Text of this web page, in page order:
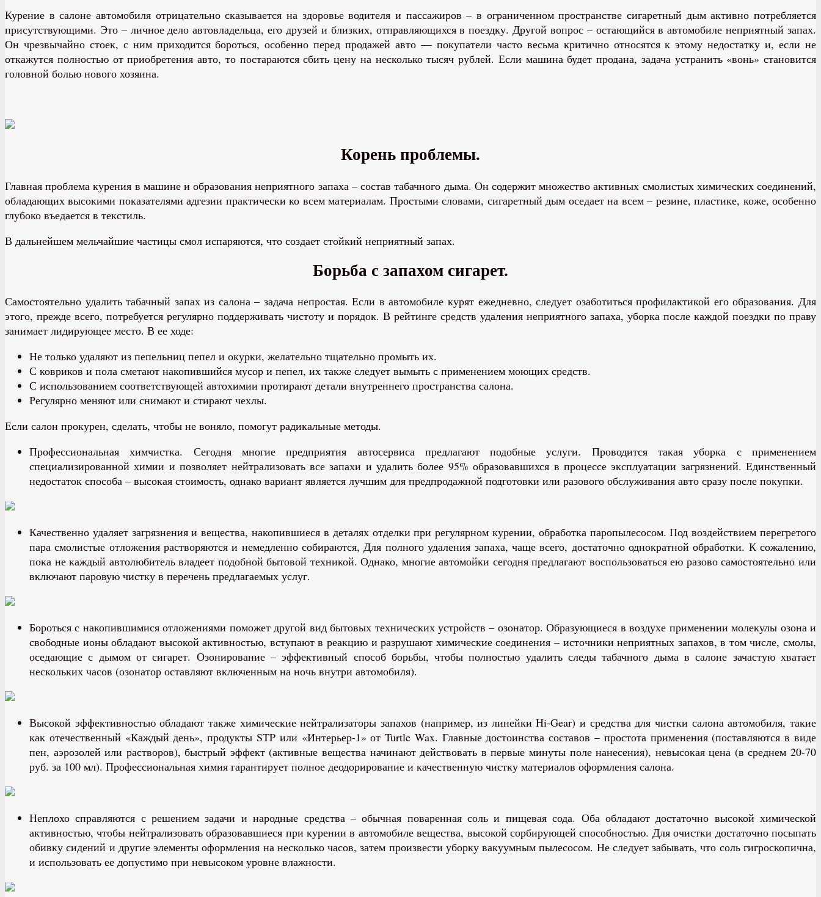
Курение в салоне автомобиля отрицательно сказывается на здоровье водителя и пассажиров – в ограниченном пространстве сигаретный дым активно потребляется
присутствующими. Это – личное дело автовладельца, его друзей и близких, отправляющихся в поездку. Другой вопрос – остающийся в автомобиле неприятный запах.
Он чрезвычайно стоек, с ним приходится бороться, особенно перед продажей авто — покупатели часто весьма критично относятся к этому недостатку и, если не
откажутся полностью от приобретения авто, то постараются сбить цену на несколько тысяч рублей. Если машина будет продана, задача устранить «вонь» становится
головной болью нового хозяина.
Корень проблемы.
Главная проблема курения в машине и образования неприятного запаха – состав табачного дыма. Он содержит множество активных смолистых химических соединений,
обладающих высокими показателями адгезии практически ко всем материалам. Простыми словами, сигаретный дым оседает на всем – резине, пластике, коже, особенно
глубоко въедается в текстиль.
В дальнейшем мельчайшие частицы смол испаряются, что создает стойкий неприятный запах.
Борьба с запахом сигарет.
Самостоятельно удалить табачный запах из салона – задача непростая. Если в автомобиле курят ежедневно, следует озаботиться профилактикой его образования. Для
этого, прежде всего, потребуется регулярно поддерживать чистоту и порядок. В рейтинге средств удаления неприятного запаха, уборка после каждой поездки по праву
занимает лидирующее место. В ее ходе:
Не только удаляют из пепельниц пепел и окурки, желательно тщательно промыть их.
С ковриков и пола сметают накопившийся мусор и пепел, их также следует вымыть с применением моющих средств.
С использованием соответствующей автохимии протирают детали внутреннего пространства салона.
Регулярно меняют или снимают и стирают чехлы.
Если салон прокурен, сделать, чтобы не воняло, помогут радикальные методы.
Профессиональная химчистка. Сегодня многие предприятия автосервиса предлагают подобные услуги. Проводится такая уборка с применением
специализированной химии и позволяет нейтрализовать все запахи и удалить более 95% образовавшихся в процессе эксплуатации загрязнений. Единственный
недостаток способа – высокая стоимость, однако вариант является лучшим для предпродажной подготовки или разового обслуживания авто сразу после покупки.
Качественно удаляет загрязнения и вещества, накопившиеся в деталях отделки при регулярном курении, обработка паропылесосом. Под воздействием перегретого
пара смолистые отложения растворяются и немедленно собираются, Для полного удаления запаха, чаще всего, достаточно однократной обработки. К сожалению,
пока не каждый автолюбитель владеет подобной бытовой техникой. Однако, многие автомойки сегодня предлагают воспользоваться ею разово самостоятельно или
включают паровую чистку в перечень предлагаемых услуг.
Бороться с накопившимися отложениями поможет другой вид бытовых технических устройств – озонатор. Образующиеся в воздухе применении молекулы озона и
свободные ионы обладают высокой активностью, вступают в реакцию и разрушают химические соединения – источники неприятных запахов, в том числе, смолы,
оседающие с дымом от сигарет. Озонирование – эффективный способ борьбы, чтобы полностью удалить следы табачного дыма в салоне зачастую хватает
нескольких часов (озонатор оставляют включенным на ночь внутри автомобиля).
Высокой эффективностью обладают также химические нейтрализаторы запахов (например, из линейки Hi-Gear) и средства для чистки салона автомобиля, такие
как отечественный «Каждый день», продукты STP или «Интерьер-1» от Turtle Wax. Главные достоинства составов – простота применения (поставляются в виде
пен, аэрозолей или растворов), быстрый эффект (активные вещества начинают действовать в первые минуты поле нанесения), невысокая цена (в среднем 20-70
руб. за 100 мл). Профессиональная химия гарантирует полное деодорирование и качественную чистку материалов оформления салона.
Неплохо справляются с решением задачи и народные средства – обычная поваренная соль и пищевая сода. Оба обладают достаточно высокой химической
активностью, чтобы нейтрализовать образовавшиеся при курении в автомобиле вещества, высокой сорбирующей способностью. Для очистки достаточно посыпать
обивку сидений и другие элементы оформления на несколько часов, затем произвести уборку вакуумным пылесосом. Не следует забывать, что соль гигроскопична,
и использовать ее допустимо при невысоком уровне влажности.